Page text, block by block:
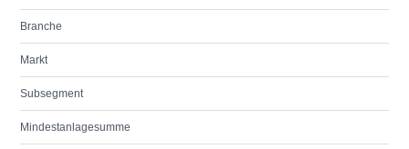
Branche
Markt
Subsegment
Mindestanlagesumme